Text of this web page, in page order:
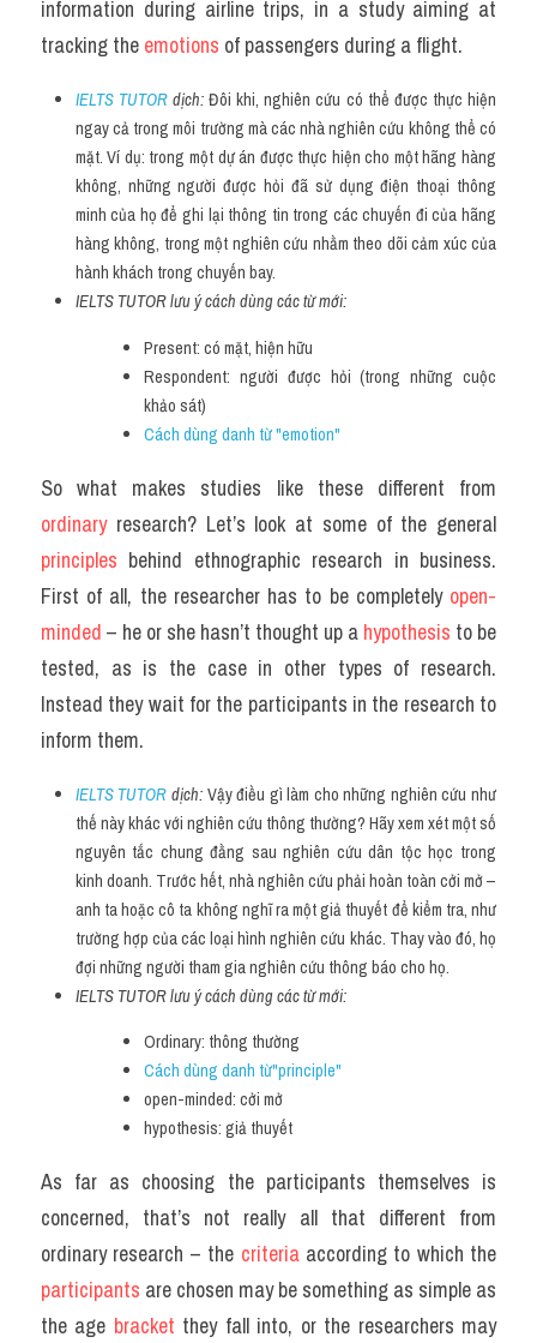
information during airline trips, in a study aiming at
tracking the emotions of passengers during a flight.
IELTS TUTOR dịch: Đôi khi, nghiên cứu có thể được thực hiện
ngay cả trong môi trường mà các nhà nghiên cứu không thể có
mặt. Ví dụ: trong một dự án được thực hiện cho một hãng hàng
không, những người được hỏi đã sử dụng điện thoại thông
minh của họ để ghi lại thông tin trong các chuyến đi của hãng
hàng không, trong một nghiên cứu nhằm theo dõi cảm xúc của
hành khách trong chuyến bay.
IELTS TUTOR lưu ý cách dùng các từ mới:
Present: có mặt, hiện hữu
Respondent: người được hỏi (trong những cuộc
khảo sát)
Cách dùng danh từ "emotion"
ordinary
principles behind ethnographic research in business.
First of all, the researcher has to be completely open-
minded – he or she hasn’t thought up a hypothesis to be
tested, as is the case in other types of research.
Instead they wait for the participants in the research to
inform them.
IELTS TUTOR dịch: Vậy điều gì làm cho những nghiên cứu như
thế này khác với nghiên cứu thông thường? Hãy xem xét một số
nguyên tắc chung đằng sau nghiên cứu dân tộc học trong
kinh doanh. Trước hết, nhà nghiên cứu phải hoàn toàn cởi mở –
anh ta hoặc cô ta không nghĩ ra một giả thuyết để kiểm tra, như
trường hợp của các loại hình nghiên cứu khác. Thay vào đó, họ
đợi những người tham gia nghiên cứu thông báo cho họ.
IELTS TUTOR lưu ý cách dùng các từ mới:
Ordinary: thông thường
Cách dùng danh từ"principle"
open-minded: cởi mở
hypothesis: giả thuyết
As far as choosing the participants themselves is
concerned, that’s not really all that different from
ordinary research – the criteria
participants are chosen may be something as simple as
the age bracket they fall into, or the researchers may